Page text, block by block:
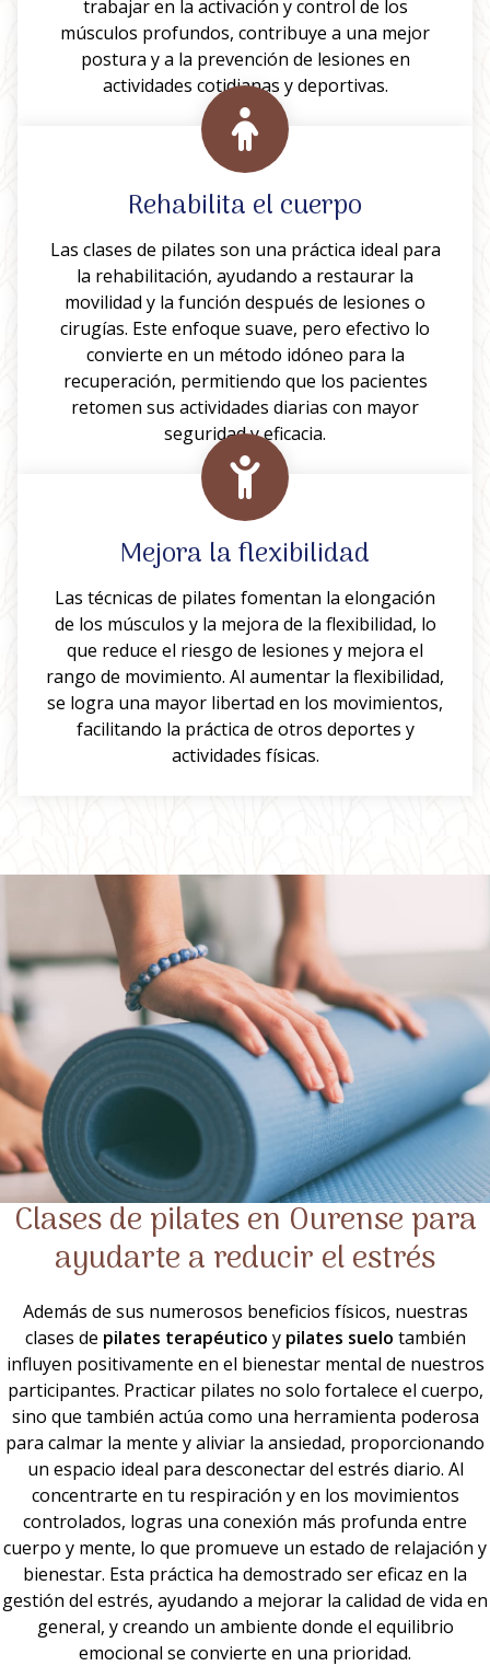
trabajar en la activación y control de los
músculos profundos, contribuye a una mejor
postura y a la prevención de lesiones en
actividades cotidianas y deportivas.
Rehabilita el cuerpo
Las clases de pilates son una práctica ideal para
la rehabilitación, ayudando a restaurar la
movilidad y la función después de lesiones o
cirugías. Este enfoque suave, pero efectivo lo
convierte en un método idóneo para la
recuperación, permitiendo que los pacientes
retomen sus actividades diarias con mayor
seguridad y eficacia.
Mejora la flexibilidad
Las técnicas de pilates fomentan la elongación
de los músculos y la mejora de la flexibilidad, lo
que reduce el riesgo de lesiones y mejora el
rango de movimiento. Al aumentar la flexibilidad,
se logra una mayor libertad en los movimientos,
facilitando la práctica de otros deportes y
actividades físicas.
Clases de pilates en Ourense para
ayudarte a reducir el estrés
Además de sus numerosos beneficios físicos, nuestras
clases de pilates terapéutico y pilates suelo también
influyen positivamente en el bienestar mental de nuestros
participantes. Practicar pilates no solo fortalece el cuerpo,
sino que también actúa como una herramienta poderosa
para calmar la mente y aliviar la ansiedad, proporcionando
un espacio ideal para desconectar del estrés diario. Al
concentrarte en tu respiración y en los movimientos
controlados, logras una conexión más profunda entre
cuerpo y mente, lo que promueve un estado de relajación y
bienestar. Esta práctica ha demostrado ser eficaz en la
gestión del estrés, ayudando a mejorar la calidad de vida en
general, y creando un ambiente donde el equilibrio
emocional se convierte en una prioridad.